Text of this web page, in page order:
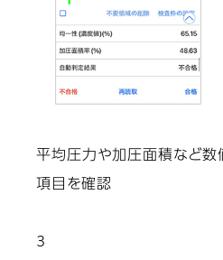
平均圧力や加圧面積など数
項目を確認
3